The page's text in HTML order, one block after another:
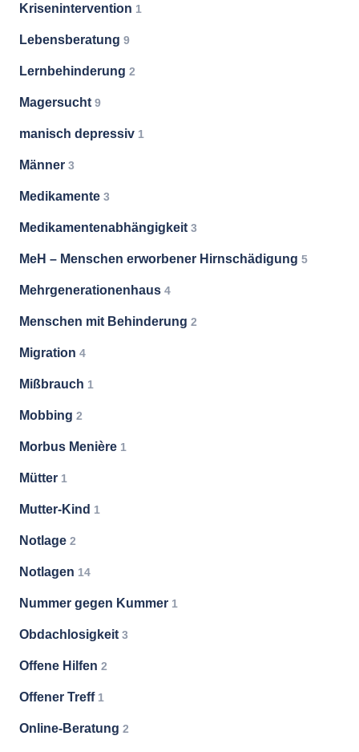
Krisenintervention 1
Lebensberatung 9
Lernbehinderung 2
Magersucht 9
manisch depressiv 1
Männer 3
Medikamente 3
Medikamentenabhängigkeit 3
MeH – Menschen erworbener Hirnschädigung 5
Mehrgenerationenhaus 4
Menschen mit Behinderung 2
Migration 4
Mißbrauch 1
Mobbing 2
Morbus Menière 1
Mütter 1
Mutter-Kind 1
Notlage 2
Notlagen 14
Nummer gegen Kummer 1
Obdachlosigkeit 3
Offene Hilfen 2
Offener Treff 1
Online-Beratung 2